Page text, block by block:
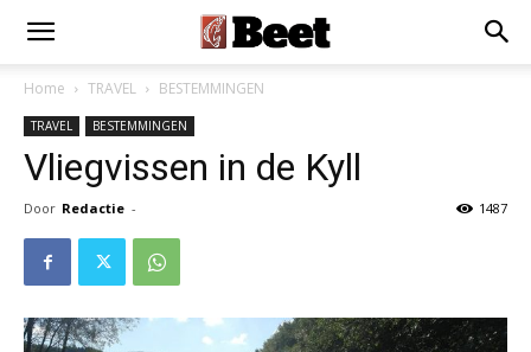
Home TRAVEL BESTEMMINGEN
TRAVEL BESTEMMINGEN
Vliegvissen in de Kyll
Door Redactie - 1487